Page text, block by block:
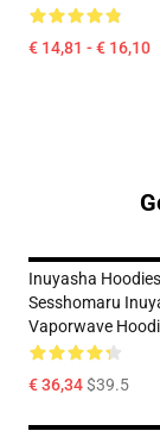
€ 14,81 - € 16,10
Inuyasha
Sesshomaru
Vaporwave
€ 36,34$39.5